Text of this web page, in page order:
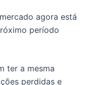
agora está
período
ter a mesma
perdidas e